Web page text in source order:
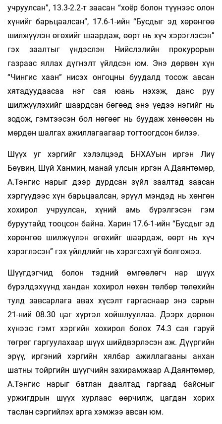
учруулсан”, 13.3-2.2-т заасан “хоёр болон түүнээс олон
хүнийг барьцаалсан”, 17.6-1-ийн “Бусдыг эд хөрөнгөө
шилжүүлэн өгөхийг шаардаж, өөрт нь хүч хэрэглэсэн”
гэх заалтыг үндэслэн Нийслэлийн прокурорын
газраас яллах дүгнэлт үйлдсэн юм. Энэ дөрвөн хүн
“Чингис хаан” нисэх онгоцны буудалд тосож авсан
хятадуудаасаа нэг сая юань нэхэж, данс руу
шилжүүлэхийг шаардсан бөгөөд энэ үедээ нэгийг нь
зодож, гэмтээсэн бол нөгөөг нь буудаж хөнөөсөн нь
мөрдөн шалгах ажиллагаагаар тогтоогдсон билээ.
Шүүх уг хэргийг хэлэлцээд БНХАУын иргэн Лиү
Бөүвин, Шүй Ханмин, манай улсын иргэн А.Даянтөмөр,
А.Тэнгис нарыг дээр дурдсан зүйл заалтад заасан
хэргүүдээс хүн барьцаалсан, эрүүл мэндэд нь хөнгөн
хохирол учруулсан, хүний амь бүрэлгэсэн гэм
буруутайд тооцсон байна. Харин 17.6-1-ийн “Бусдыг эд
хөрөнгөө шилжүүлэн өгөхийг шаардаж, өөрт нь хүч
хэрэглэсэн” гэх үйлдлийг нь хэрэгсэхгүй болгожээ.
Шүүгдэгчид болон тэдний өмгөөлөгч нар шүүх
бүрэлдэхүүнд хандан хохирол нөхөн төлбөр төлөхийн
тулд завсарлага авах хүсэлт гаргаснаар энэ сарын
21-­ний 08.30 цаг хүртэл хойшлууллаа. Дээрх дөрвөн
хүнээс гэмт хэргийн хохирол болох 74.3 сая гаруй
төгрөг гаргуулахаар шүүх шийдвэрлэсэн аж. Дүүргийн
эрүү, иргэний хэргийн хялбар ажиллагааны анхан
шатны тойргийн шүүгчийн захирамжаар А.Даянтөмөр,
А.Тэнгис нарыг батлан даалтад гаргаад байсныг
уржигдрын шүүх хурлаас өөрчилж, цагдан хорих
таслан сэргийлэх арга хэмжээ авсан юм.